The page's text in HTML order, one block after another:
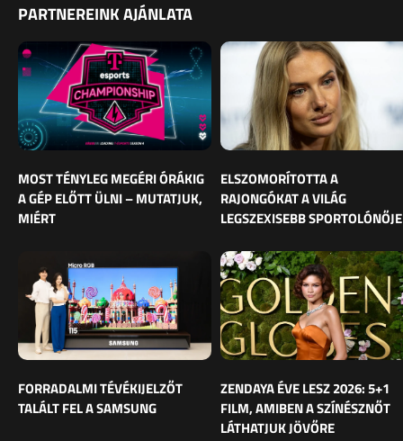
PARTNEREINK AJÁNLATA
MOST TÉNYLEG MEGÉRI ÓRÁKIG
A GÉP ELŐTT ÜLNI – MUTATJUK,
MIÉRT
ELSZOMORÍTOTTA A
RAJONGÓKAT A VILÁG
LEGSZEXISEBB SPORTOLÓNŐJE
FORRADALMI TÉVÉKIJELZŐT
TALÁLT FEL A SAMSUNG
ZENDAYA ÉVE LESZ 2026: 5+1
FILM, AMIBEN A SZÍNÉSZNŐT
LÁTHATJUK JÖVŐRE